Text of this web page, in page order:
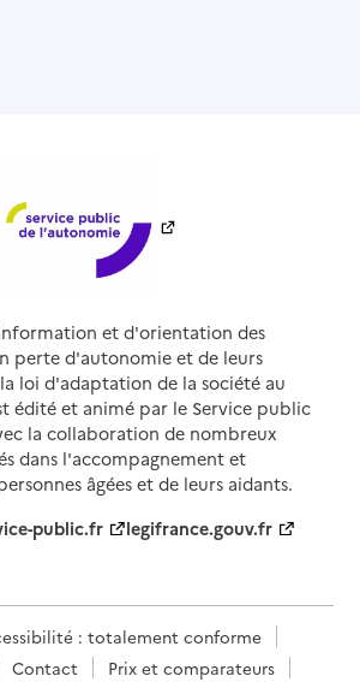
et d'orientation des
perte d'autonomie et de leurs
loi d'adaptation de la société au
édité et animé par le Service public
la collaboration de nombreux
dans l'accompagnement et
âgées et de leurs aidants.
public.fr
legifrance.gouv.fr
: totalement conforme
Contact
Prix et comparateurs